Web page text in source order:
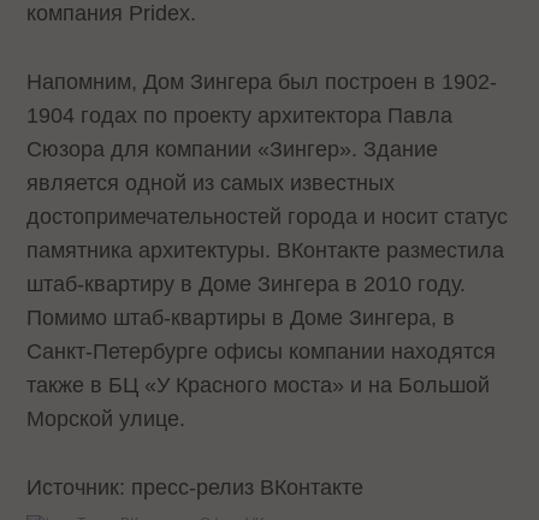
компания Pridex.
Напомним, Дом Зингера был построен в 1902-
1904 годах по проекту архитектора Павла
Сюзора для компании «Зингер». Здание
является одной из самых известных
достопримечательностей города и носит статус
памятника архитектуры. ВКонтакте разместила
штаб-квартиру в Доме Зингера в 2010 году.
Помимо штаб-квартиры в Доме Зингера, в
Санкт-Петербурге офисы компании находятся
также в БЦ «У Красного моста» и на Большой
Морской улице.
Источник: пресс-релиз ВКонтакте